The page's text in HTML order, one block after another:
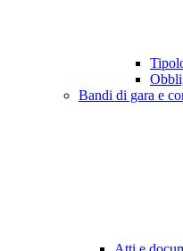
Bandi di gara e